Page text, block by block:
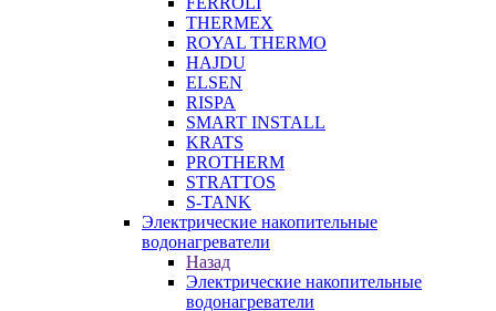
THERMEX
ROYAL THERMO
HAJDU
ELSEN
RISPA
SMART INSTALL
KRATS
PROTHERM
STRATTOS
S-TANK
Электрические накопительные
водонагреватели
Назад
Электрические накопительные
водонагреватели